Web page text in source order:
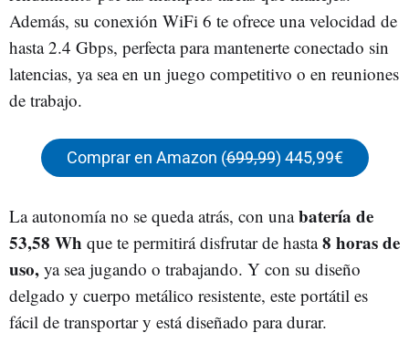
Además, su conexión WiFi 6 te ofrece una velocidad de
hasta 2.4 Gbps, perfecta para mantenerte conectado sin
latencias, ya sea en un juego competitivo o en reuniones
de trabajo.
Comprar en Amazon (699,99) 445,99€
La autonomía no se queda atrás, con unabatería de
53,58 Wh que te permitirá disfrutar de hasta8 horas de
uso, ya sea jugando o trabajando. Y con su diseño
delgado y cuerpo metálico resistente, este portátil es
fácil de transportar y está diseñado para durar.